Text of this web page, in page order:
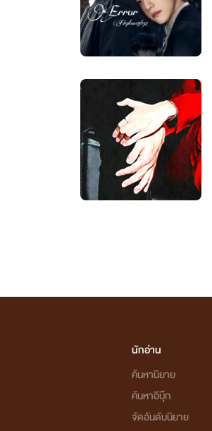
นักอ่าน
ค้นหานิยาย
ค้นหาอีบุ๊ก
จัดอันดับนิยาย